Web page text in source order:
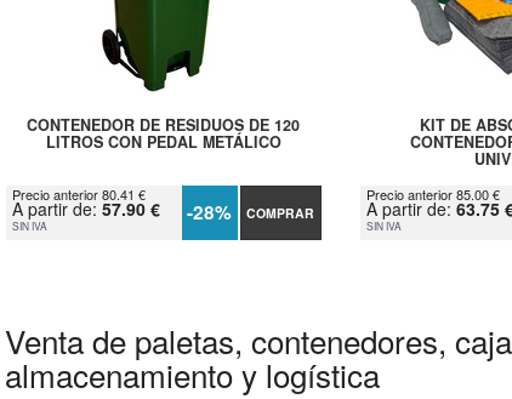
CONTENEDOR DE RESIDUOS DE 120
LITROS CON PEDAL METÁLICO
Precio anterior 80.41 €
A partir de: 57.90 €
SIN IVA -28% COMPRAR
KIT DE
Precio anterior 85.00 €
A partir de: 63.75
SIN IVA
Venta de paletas, contenedores,
almacenamiento y logística